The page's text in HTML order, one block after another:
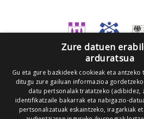
Zure datuen
arduratsua
Gu eta gure bazkideek cookieak eta
ditugu zure gailuan informazioa
datu pertsonalak tratatzeko (adibidez,
identifikatzaile bakarrak eta nabigazio-
pertsonalizatuak eskaintzeko, iragarkiak